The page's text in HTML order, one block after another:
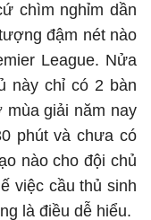
chìm nghỉm dần
đậm nét nào
League. Nửa
này chỉ có 2 bàn
mùa giải năm nay
phút và chưa có
nào cho đội chủ
việc cầu thủ sinh
là điều dễ hiểu.